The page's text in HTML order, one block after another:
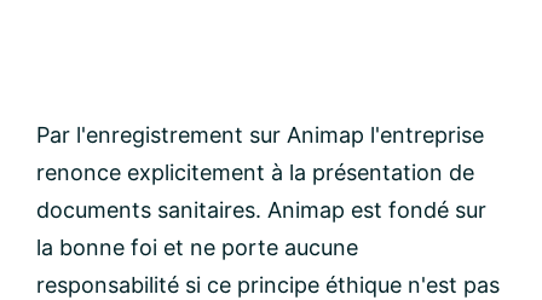
Par l'enregistrement sur Animap l'entreprise
renonce explicitement à la présentation de
documents sanitaires. Animap est fondé sur
la bonne foi et ne porte aucune
responsabilité si ce principe éthique n'est pas